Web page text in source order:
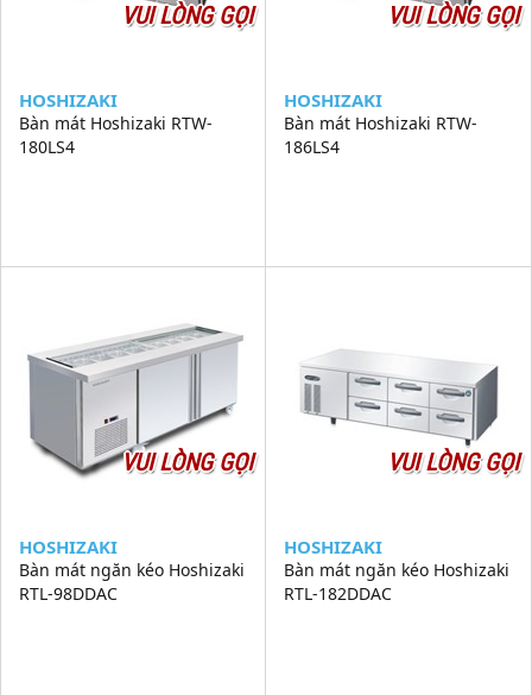
VUI LÒNG GỌI
HOSHIZAKI
Bàn mát Hoshizaki RTW-
180LS4
VUI LÒNG GỌI
HOSHIZAKI
Bàn mát Hoshizaki RTW-
186LS4
VUI LÒNG GỌI
HOSHIZAKI
Bàn mát ngăn kéo Hoshizaki
RTL-98DDAC
VUI LÒNG GỌI
HOSHIZAKI
Bàn mát ngăn kéo Hoshizaki
RTL-182DDAC